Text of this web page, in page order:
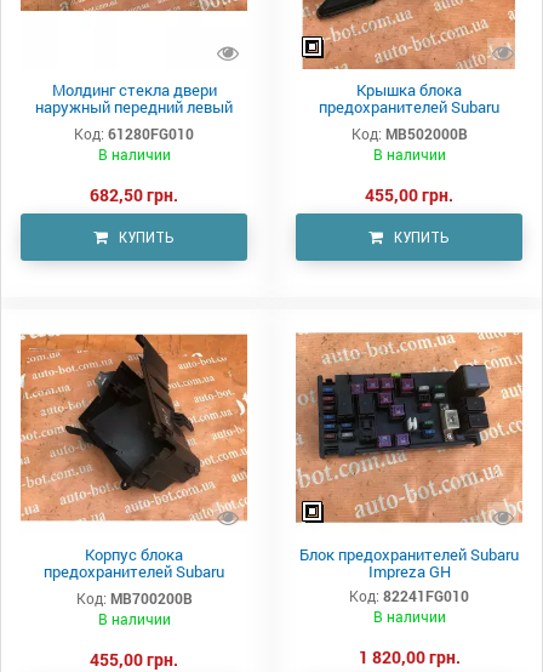
Молдинг стекла двери
наружный передний левый
Subaru Impreza GH
Код: 61280FG010
В наличии
682,50 грн.
КУПИТЬ
Крышка блока
предохранителей Subaru
Impreza GH
Код: MB502000B
В наличии
455,00 грн.
КУПИТЬ
Корпус блока
предохранителей Subaru
Impreza GH
Код: MB700200B
В наличии
455,00 грн.
Блок предохранителей Subaru
Impreza GH
Код: 82241FG010
В наличии
1 820,00 грн.